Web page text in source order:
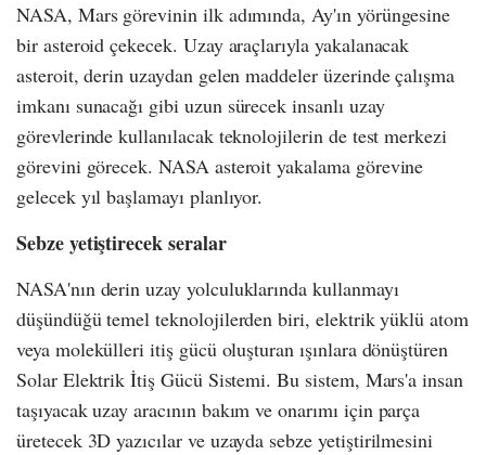
NASA, Mars görevinin ilk adımında, Ay'ın yörüngesine
bir asteroid çekecek. Uzay araçlarıyla yakalanacak
asteroit, derin uzaydan gelen maddeler üzerinde çalışma
imkanı sunacağı gibi uzun sürecek insanlı uzay
görevlerinde kullanılacak teknolojilerin de test merkezi
görevini görecek. NASA asteroit yakalama görevine
gelecek yıl başlamayı planlıyor.
Sebze yetiştirecek seralar
NASA'nın derin uzay yolculuklarında kullanmayı
düşündüğü temel teknolojilerden biri, elektrik yüklü atom
veya molekülleri itiş gücü oluşturan ışınlara dönüştüren
Solar Elektrik İtiş Gücü Sistemi. Bu sistem, Mars'a insan
taşıyacak uzay aracının bakım ve onarımı için parça
üretecek 3D yazıcılar ve uzayda sebze yetiştirilmesini